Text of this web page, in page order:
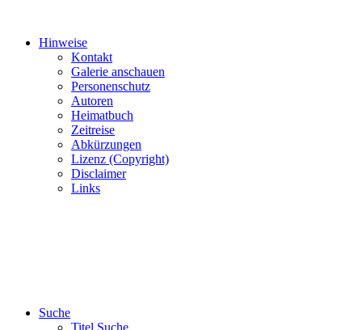
Hinweise
Kontakt
Galerie anschauen
Personenschutz
Autoren
Heimatbuch
Zeitreise
Abkürzungen
Lizenz (Copyright)
Disclaimer
Links
Suche
Titel Suche